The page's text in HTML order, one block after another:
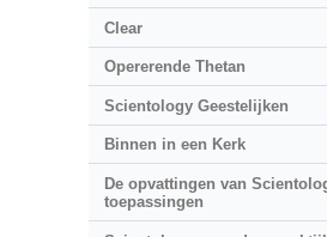
Clear
Opererende Thetan
Scientology Geestelijken
Binnen in een Kerk
De opvattingen van
toepassingen